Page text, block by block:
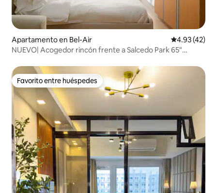
Apartamento en Bel-Air Calificación
4.93 (42)
NUEVO| Acogedor rincón frente a Salcedo Park 65"
Favorito entre huéspedes
Favorito entre huéspedes